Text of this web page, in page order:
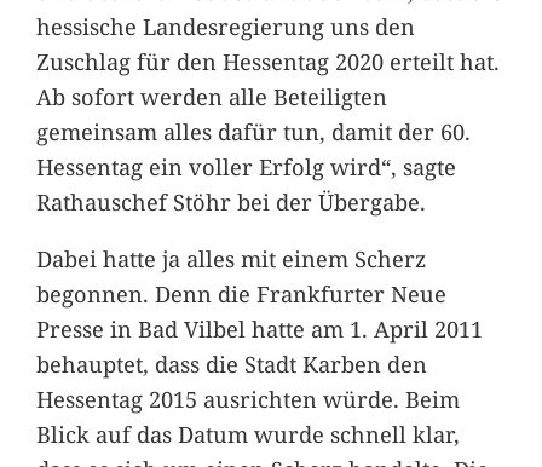
hessische Landesregierung uns den
Zuschlag für den Hessentag 2020 erteilt hat.
Ab sofort werden alle Beteiligten
gemeinsam alles dafür tun, damit der 60.
Hessentag ein voller Erfolg wird“, sagte
Rathauschef Stöhr bei der Übergabe.
Dabei hatte ja alles mit einem Scherz
begonnen. Denn die Frankfurter Neue
Presse in Bad Vilbel hatte am 1. April 2011
behauptet, dass die Stadt Karben den
Hessentag 2015 ausrichten würde. Beim
Blick auf das Datum wurde schnell klar,